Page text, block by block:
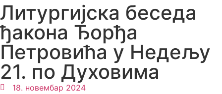
Литургијска беседа
ђакона Ђорђа
Петровића у Недељу
21. по Духовима
18. новембар 2024